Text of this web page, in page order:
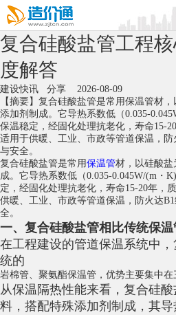
复合硅酸盐管工程
度解答
建设快讯 分享 2026-08-09
【摘要】复合硅酸盐管是常用保温管材
添加剂制成。它导热系数低（0.035-
保温稳定，经固化处理抗老化，寿命15-
适用于供暖、工业、市政等管道保温，
与安全。
复合硅酸盐管是常用保温管材，以硅酸盐
成。它导热系数低（0.035-0.045W/(m・
定，经固化处理抗老化，寿命15-20年，
供暖、工业、市政等管道保温，防火达
全。
一、复合硅酸盐管相比传统保
在工程建设的管道保温系统中
统的
岩棉管、 聚氨酯保温管 ，优势主要集中在
从保温隔热性能来看，复合硅
料，搭配特殊添加剂制成，其